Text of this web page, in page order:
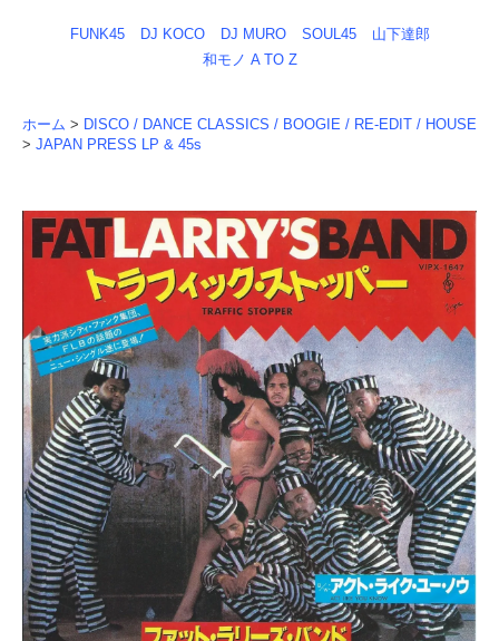
FUNK45 DJ KOCO DJ MURO SOUL45
山下達郎
和モノ A TO Z
ホーム > DISCO / DANCE CLASSICS / BOOGIE / RE-EDIT / HOUSE
> JAPAN PRESS LP & 45s